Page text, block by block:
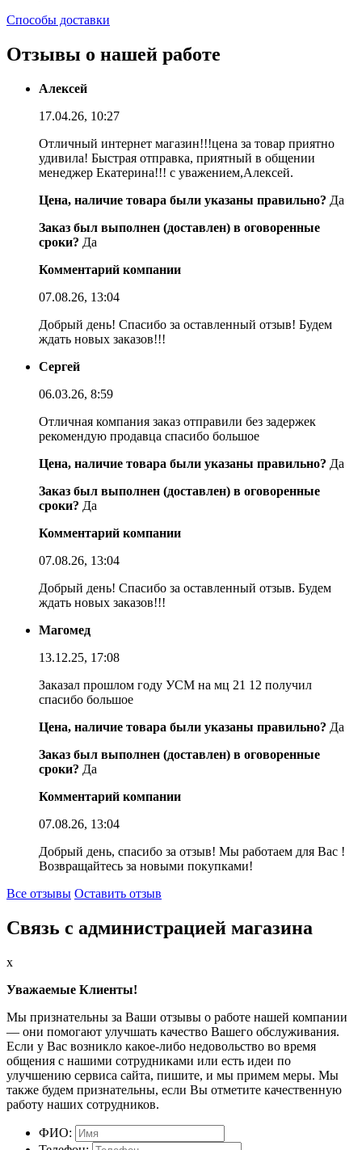
Способы доставки
Отзывы о нашей работе
Алексей
17.04.26, 10:27
Отличный интернет магазин!!!цена за товар приятно
удивила! Быстрая отправка, приятный в общении
менеджер Екатерина!!! с уважением,Алексей.
Цена, наличие товара были указаны правильно? Да
Заказ был выполнен (доставлен) в оговоренные
сроки? Да
Комментарий компании
07.08.26, 13:04
Добрый день! Спасибо за оставленный отзыв! Будем
ждать новых заказов!!!
Сергей
06.03.26, 8:59
Отличная компания заказ отправили без задержек
рекомендую продавца спасибо большое
Цена, наличие товара были указаны правильно? Да
Заказ был выполнен (доставлен) в оговоренные
сроки? Да
Комментарий компании
07.08.26, 13:04
Добрый день! Спасибо за оставленный отзыв. Будем
ждать новых заказов!!!
Магомед
13.12.25, 17:08
Заказал прошлом году УСМ на мц 21 12 получил
спасибо большое
Цена, наличие товара были указаны правильно? Да
Заказ был выполнен (доставлен) в оговоренные
сроки? Да
Комментарий компании
07.08.26, 13:04
Добрый день, спасибо за отзыв! Мы работаем для Вас !
Возвращайтесь за новыми покупками!
Все отзывы Оставить отзыв
Связь с администрацией магазина
x
Уважаемые Клиенты!
Мы признательны за Ваши отзывы о работе нашей компании
— они помогают улучшать качество Вашего обслуживания.
Если у Вас возникло какое-либо недовольство во время
общения с нашими сотрудниками или есть идеи по
улучшению сервиса сайта, пишите, и мы примем меры. Мы
также будем признательны, если Вы отметите качественную
работу наших сотрудников.
ФИО: